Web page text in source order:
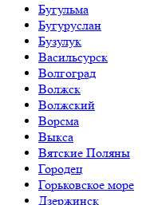
Бугульма
Бугуруслан
Бузулук
Васильсурск
Волгоград
Волжск
Волжский
Ворсма
Выкса
Вятские Поляны
Городец
Горьковское море
Дзержинск